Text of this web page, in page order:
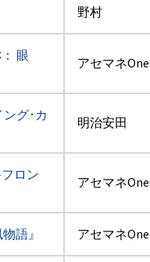
野村
眼
アセマネOne
グ･カ
明治安田
ロン
アセマネOne
語』 アセマネOne